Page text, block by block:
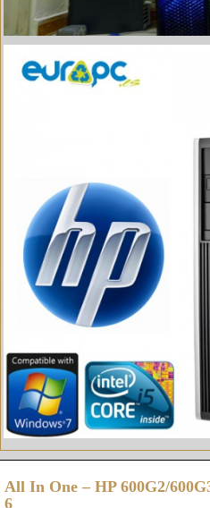
All In One – HP 600G2/
6